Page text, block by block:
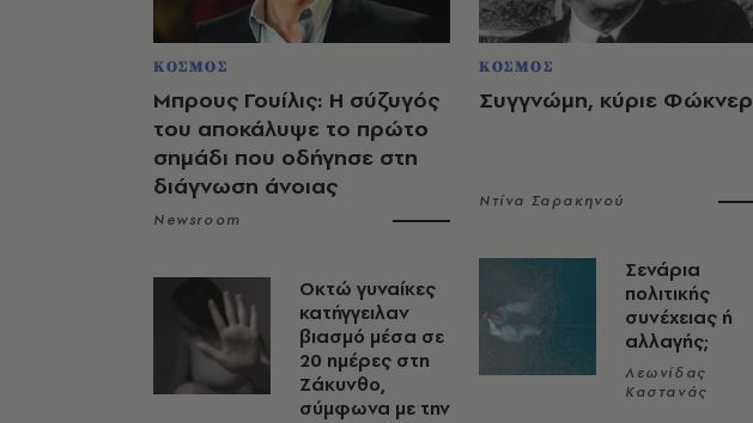
ΚΟΣΜΟΣ
Μπρους Γουίλις: Η σύζυγός
του αποκάλυψε το πρώτο
σημάδι που οδήγησε στη
διάγνωση άνοιας
Newsroom
Οκτώ γυναίκες
κατήγγειλαν
βιασμό μέσα σε
20 ημέρες στη
Ζάκυνθο,
σύμφωνα με την
ΚΟΣΜΟΣ
Συγγνώμη, κύριε Φώκνερ
Ντίνα Σαρακηνού
Σενάρια
πολιτικής
συνέχειας ή
αλλαγής;
Λεωνίδας
Καστανάς